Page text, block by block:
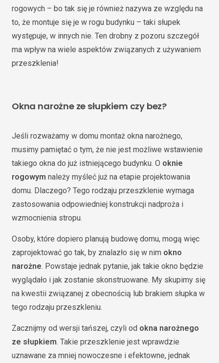
rogowych – bo tak się je również nazywa ze względu na
to, że montuje się je w rogu budynku – taki słupek
występuje, w innych nie. Ten drobny z pozoru szczegół
ma wpływ na wiele aspektów związanych z używaniem
przeszklenia!
Okna narożne ze słupkiem czy bez?
Jeśli rozważamy w domu montaż okna narożnego,
musimy pamiętać o tym, że nie jest możliwe wstawienie
takiego okna do już istniejącego budynku. O oknie
rogowym należy myśleć już na etapie projektowania
domu. Dlaczego? Tego rodzaju przeszklenie wymaga
zastosowania odpowiedniej konstrukcji nadproża i
wzmocnienia stropu.
Osoby, które dopiero planują budowę domu, mogą więc
zaprojektować go tak, by znalazło się w nim okno
narożne. Powstaje jednak pytanie, jak takie okno będzie
wyglądało i jak zostanie skonstruowane. My skupimy się
na kwestii związanej z obecnością lub brakiem słupka w
tego rodzaju przeszkleniu.
Zacznijmy od wersji tańszej, czyli od okna narożnego
ze słupkiem. Takie przeszklenie jest wprawdzie
uznawane za mniej nowoczesne i efektowne, jednak